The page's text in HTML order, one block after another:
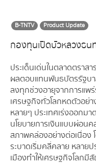
B-TNTV Product Update
กองทุนเปิดบัวหลวงธน
ประเด็นเด่นในตลาดตรา
ผลตอบแทนพันธบัตรรัฐบ
ลงทุกช่วงอายุจากการแพร่
เศรษฐกิจทั่วโลกหดตัวอย่า
หลายๆ ประเทศเร่งออกม
นโยบายการเงินแบบผ่อน
สภาพคล่องอย่างต่อเนื่อง
ระบาดเริ่มคลี่คลาย หลาย
เมืองทำให้เศรษฐกิจโล